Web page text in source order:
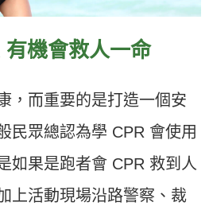
機會救人一命
，而重要的是打造一個安
民眾總認為學 CPR 會使用
如果是跑者會 CPR 救到人
上活動現場沿路警察、裁